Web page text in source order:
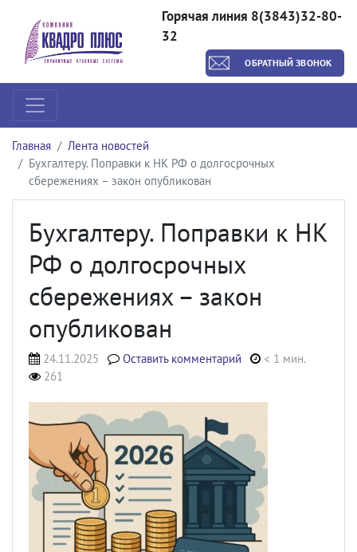
Горячая линия 8(3843)32-80-
32
ОБРАТНЫЙ ЗВОНОК
Главная
Лента новостей
Бухгалтеру. Поправки к НК РФ о долгосрочных
сбережениях – закон опубликован
Бухгалтеру. Поправки к НК
РФ о долгосрочных
сбережениях – закон
опубликован
24.11.2025 Оставить комментарий
< 1 мин.
261